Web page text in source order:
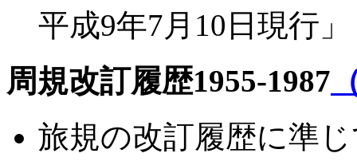
平成9年7月10日現行」
周規改訂履歴1955-1987
旅規の改訂履歴に準